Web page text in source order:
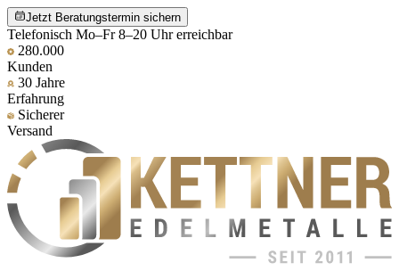
Jetzt Beratungstermin sichern
Telefonisch Mo–Fr 8–20 Uhr erreichbar
280.000
Kunden
30 Jahre
Erfahrung
Sicherer
Versand